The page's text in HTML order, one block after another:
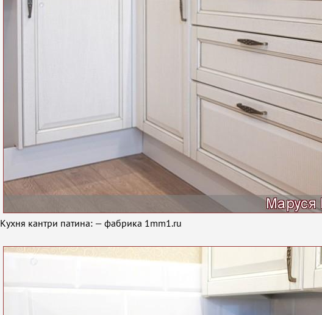
Кухня кантри патина: — фабрика 1mm1.ru